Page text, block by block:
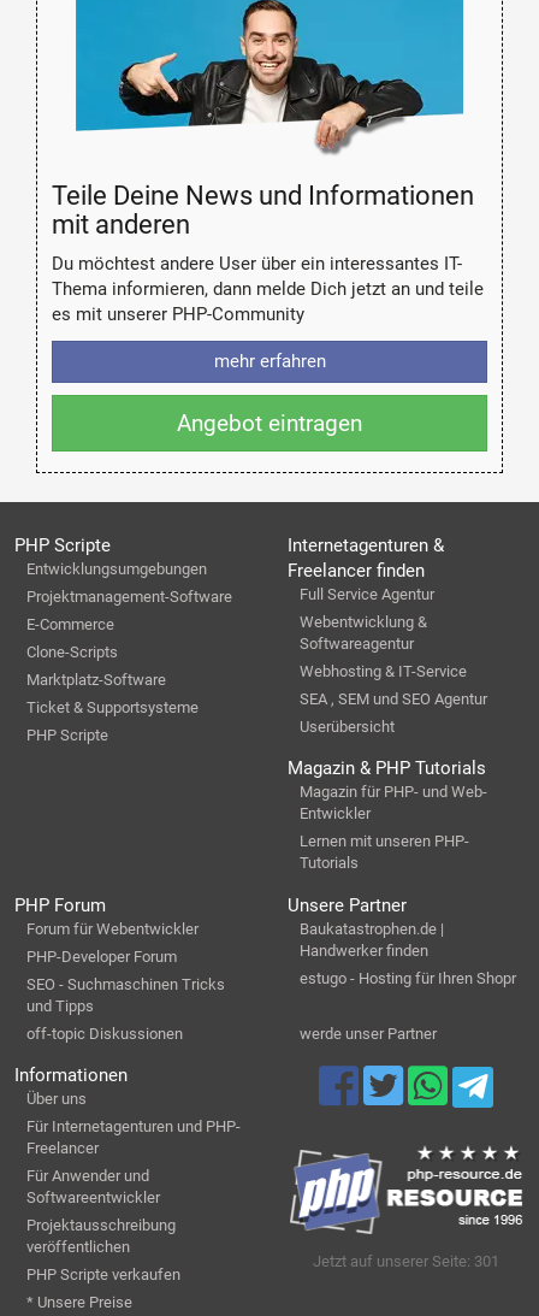
Teile Deine News und Informationen
mit anderen
Du möchtest andere User über ein interessantes IT-
Thema informieren, dann melde Dich jetzt an und teile
es mit unserer PHP-Community
mehr erfahren
Angebot eintragen
PHP Scripte
Entwicklungsumgebungen
Projektmanagement-Software
E-Commerce
Clone-Scripts
Marktplatz-Software
Ticket & Supportsysteme
PHP Scripte
Internetagenturen &
Freelancer finden
Full Service Agentur
Webentwicklung &
Softwareagentur
Webhosting & IT-Service
SEA , SEM und SEO Agentur
Userübersicht
Magazin & PHP Tutorials
Magazin für PHP- und Web-
Entwickler
Lernen mit unseren PHP-
Tutorials
PHP Forum
Forum für Webentwickler
PHP-Developer Forum
SEO - Suchmaschinen Tricks
und Tipps
off-topic Diskussionen
Unsere Partner
Baukatastrophen.de |
Handwerker finden
estugo - Hosting für Ihren Shopr
werde unser Partner
Informationen
Über uns
Für Internetagenturen und PHP-
Freelancer
Für Anwender und
Softwareentwickler
Projektausschreibung
veröffentlichen
PHP Scripte verkaufen
* Unsere Preise
Jetzt auf unserer Seite: 301